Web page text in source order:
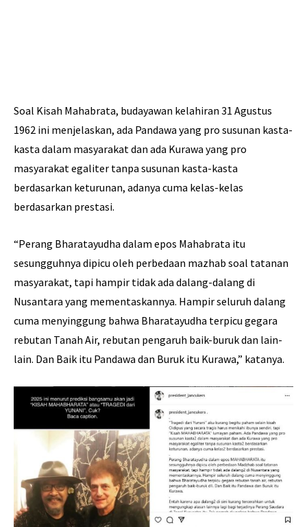
Soal Kisah Mahabrata, budayawan kelahiran 31 Agustus
1962 ini menjelaskan, ada Pandawa yang pro susunan kasta-
kasta dalam masyarakat dan ada Kurawa yang pro
masyarakat egaliter tanpa susunan kasta-kasta
berdasarkan keturunan, adanya cuma kelas-kelas
berdasarkan prestasi.
“Perang Bharatayudha dalam epos Mahabrata itu
sesungguhnya dipicu oleh perbedaan mazhab soal tatanan
masyarakat, tapi hampir tidak ada dalang-dalang di
Nusantara yang mementaskannya. Hampir seluruh dalang
cuma menyinggung bahwa Bharatayudha terpicu gegara
rebutan Tanah Air, rebutan pengaruh baik-buruk dan lain-
lain. Dan Baik itu Pandawa dan Buruk itu Kurawa,” katanya.